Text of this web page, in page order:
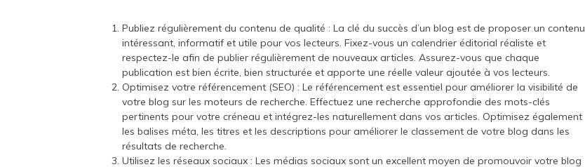
Publiez régulièrement du contenu de qualité : La clé du succès d’un blog est de proposer un contenu
intéressant, informatif et utile pour vos lecteurs. Fixez-vous un calendrier éditorial réaliste et
respectez-le afin de publier régulièrement de nouveaux articles. Assurez-vous que chaque
publication est bien écrite, bien structurée et apporte une réelle valeur ajoutée à vos lecteurs.
Optimisez votre référencement (SEO) : Le référencement est essentiel pour améliorer la visibilité de
votre blog sur les moteurs de recherche. Effectuez une recherche approfondie des mots-clés
pertinents pour votre créneau et intégrez-les naturellement dans vos articles. Optimisez également
les balises méta, les titres et les descriptions pour améliorer le classement de votre blog dans les
résultats de recherche.
Utilisez les réseaux sociaux : Les médias sociaux sont un excellent moyen de promouvoir votre blog